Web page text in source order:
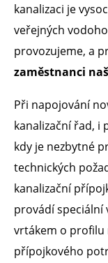
kanalizaci je
veřejných
provozujeme, a
zaměstnanci
Při napojování
kanalizační řad, i
kdy je nezbytné
technických
kanalizační
provádí speciální
vrtákem o
přípojkového